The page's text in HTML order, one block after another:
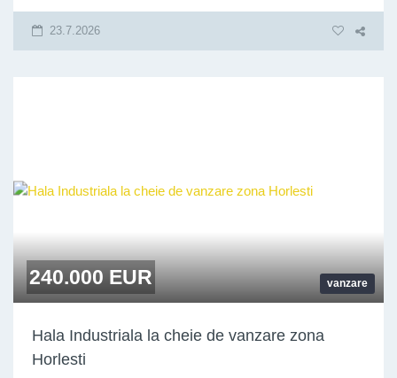
23.7.2026
vanzare
240.000 EUR
Hala Industriala la cheie de vanzare zona
Horlesti